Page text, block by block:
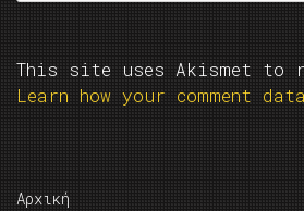
This site uses Akismet to
Learn how your comment
Αρχική